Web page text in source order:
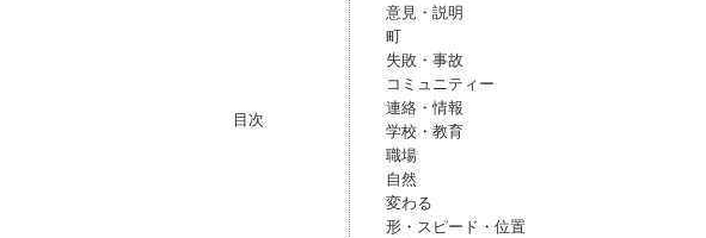
目次
意見・説明
町
失敗・事故
コミュニティー
連絡・情報
学校・教育
職場
自然
変わる
形・スピード・位置